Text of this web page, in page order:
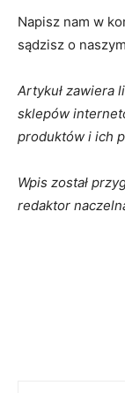
Napisz nam w
sądzisz o
Artykuł zawiera
sklepów
produktów i ich
Wpis został
redaktor